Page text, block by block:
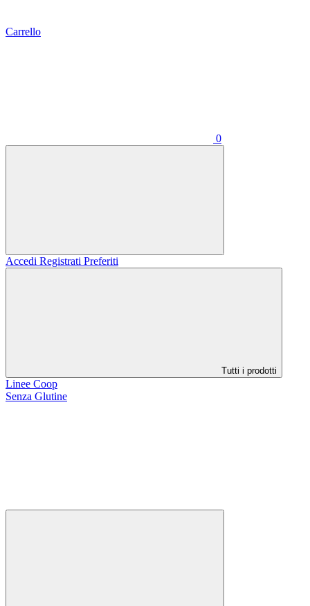
Carrello
0
Accedi Registrati Preferiti
Tutti i prodotti
Linee Coop
Senza Glutine